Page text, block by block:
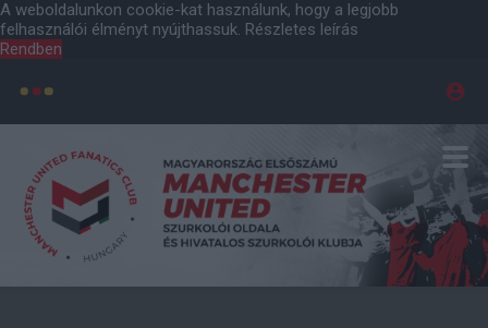
A weboldalunkon cookie-kat használunk, hogy a legjobb
felhasználói élményt nyújthassuk. Részletes leírás
Rendben